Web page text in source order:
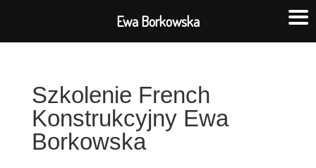
Szkolenie French
Konstrukcyjny Ewa
Borkowska
Ewa Borkowska